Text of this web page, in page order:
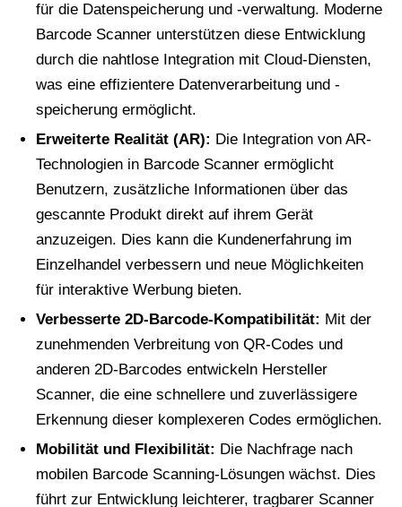
für die Datenspeicherung und -verwaltung. Moderne
Barcode Scanner unterstützen diese Entwicklung
durch die nahtlose Integration mit Cloud-Diensten,
was eine effizientere Datenverarbeitung und -
speicherung ermöglicht.
Erweiterte Realität (AR): Die Integration von AR-
Technologien in Barcode Scanner ermöglicht
Benutzern, zusätzliche Informationen über das
gescannte Produkt direkt auf ihrem Gerät
anzuzeigen. Dies kann die Kundenerfahrung im
Einzelhandel verbessern und neue Möglichkeiten
für interaktive Werbung bieten.
Verbesserte 2D-Barcode-Kompatibilität: Mit der
zunehmenden Verbreitung von QR-Codes und
anderen 2D-Barcodes entwickeln Hersteller
Scanner, die eine schnellere und zuverlässigere
Erkennung dieser komplexeren Codes ermöglichen.
Mobilität und Flexibilität: Die Nachfrage nach
mobilen Barcode Scanning-Lösungen wächst. Dies
führt zur Entwicklung leichterer, tragbarer Scanner